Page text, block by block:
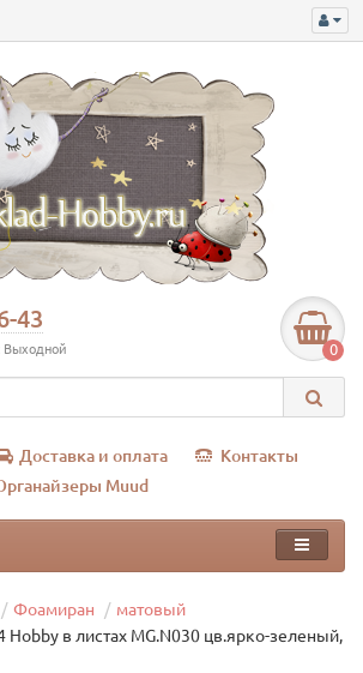
43
Выходной 0
Доставка и оплата
Контакты
Muud
Фоамиран
матовый
в листах MG.N030 цв.ярко-зеленый,